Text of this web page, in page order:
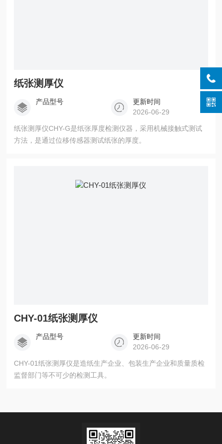
纸张测厚仪
产品型号
更新时间
2026-06-29
纸张测厚仪CHY-G是纸张厚度检测仪器，采用机械接触式测试
方法，是通过位移传感器测试纸张的厚度。
CHY-01纸张测厚仪
产品型号
更新时间
2026-06-29
CHY-01纸张测厚仪是造纸生产企业、包装生产企业和质量质检
监督部门等不可少的检测工具。